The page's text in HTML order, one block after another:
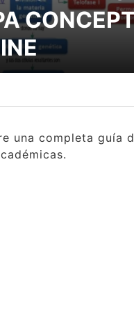
una completa guía